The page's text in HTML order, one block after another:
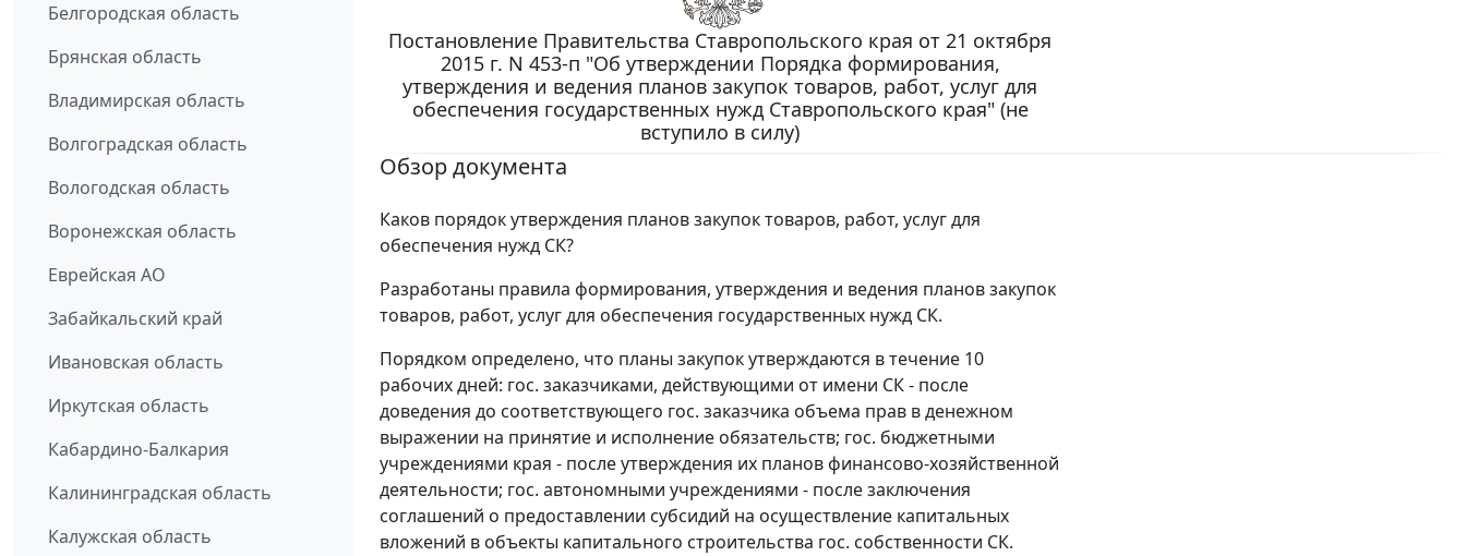
Белгородская область
Брянская область
Владимирская область
Волгоградская область
Вологодская область
Воронежская область
Еврейская АО
Забайкальский край
Ивановская область
Иркутская область
Кабардино-Балкария
Калининградская область
Калужская область
Постановление Правительства Ставропольского края от 21 октября
2015 г. N 453-п "Об утверждении Порядка формирования,
утверждения и ведения планов закупок товаров, работ, услуг для
обеспечения государственных нужд Ставропольского края" (не
вступило в силу)
Обзор документа
Каков порядок утверждения планов закупок товаров, работ, услуг для
обеспечения нужд СК?
Разработаны правила формирования, утверждения и ведения планов закупок
товаров, работ, услуг для обеспечения государственных нужд СК.
Порядком определено, что планы закупок утверждаются в течение 10
рабочих дней: гос. заказчиками, действующими от имени СК - после
доведения до соответствующего гос. заказчика объема прав в денежном
выражении на принятие и исполнение обязательств; гос. бюджетными
учреждениями края - после утверждения их планов финансово-хозяйственной
деятельности; гос. автономными учреждениями - после заключения
соглашений о предоставлении субсидий на осуществление капитальных
вложений в объекты капитального строительства гос. собственности СК.